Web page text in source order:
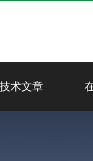
技术文章